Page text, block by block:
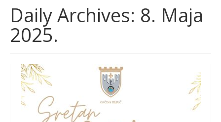
Službeni glasnici
Javne nabavke
Značajni datumi i manifestacije
Program energetske efikasnosti u stambenom
sektoru
Daily Archives: 8. Maja
2025.